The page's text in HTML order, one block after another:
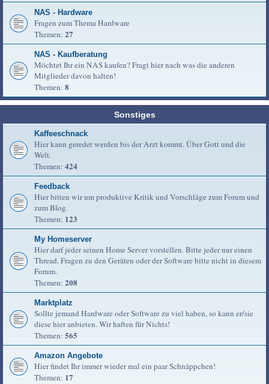
NAS - Hardware
Fragen zum Thema Hardware
Themen: 27
NAS - Kaufberatung
Möchtet Ihr ein NAS kaufen? Fragt hier nach was die anderen
Mitglieder davon halten!
Themen: 8
Sonstiges
Kaffeeschnack
Hier kann geredet werden bis der Arzt kommt. Über Gott und die
Welt.
Themen: 424
Feedback
Hier bitten wir um produktive Kritik und Vorschläge zum Forum und
zum Blog.
Themen: 123
My Homeserver
Hier darf jeder seinen Home Server vorstellen. Bitte jeder nur einen
Thread. Fragen zu den Geräten oder der Software bitte nicht in diesem
Forum.
Themen: 208
Marktplatz
Sollte jemand Hardware oder Software zu viel haben, so kann er/sie
diese hier anbieten. Wir haften für Nichts!
Themen: 565
Amazon Angebote
Hier findet Ihr immer wieder mal ein paar Schnäppchen!
Themen: 17